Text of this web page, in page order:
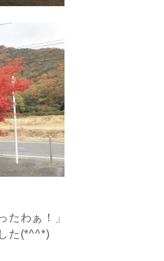
たわぁ！」
た(*^^*)